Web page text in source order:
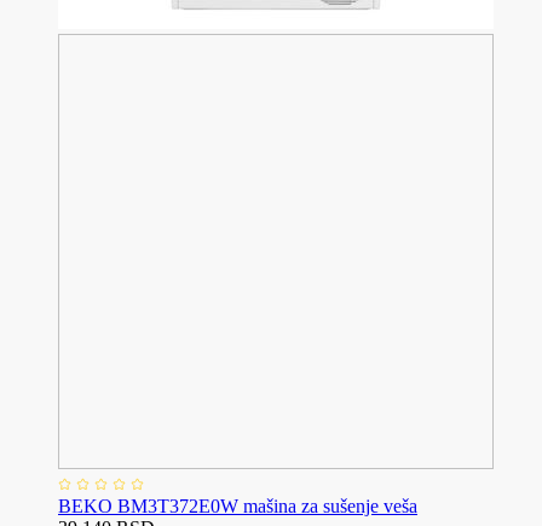
BEKO BM3T372E0W mašina za sušenje veša